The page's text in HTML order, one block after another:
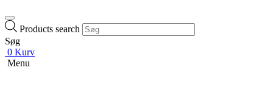
Products search
Søg
0 Kurv
Menu